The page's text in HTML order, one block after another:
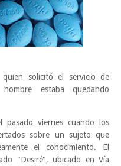
solicitó el servicio de
estaba quedando
pasado viernes cuando los
sobre un sujeto que
el conocimiento. El
"Desiré", ubicado en Vía